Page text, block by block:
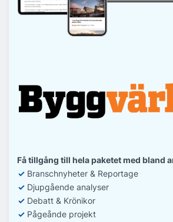
Få tillgång till hela paketet med bland
✓ Branschnyheter & Reportage
✓ Djupgående analyser
✓ Debatt & Krönikor
✓ Pågeånde projekt